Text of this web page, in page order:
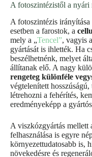
A fotoszintézistől a nyári
A fotoszintézis
esetben a farostok, a
mely a „Tencel”, vagyis
gyártását is ihlették. Ha
beszélhetnénk, melyet
állítanak elő. A nagy
rengeteg különféle
végtelenített
létrehozni a fehérítés,
eredményeképp a
A viszkózgyártás
felhasználása is egyre
környezettudatosabb is,
növekedésre és